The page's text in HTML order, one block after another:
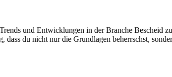
und Entwicklungen in der Branche Bescheid
du nicht nur die Grundlagen beherrschst,